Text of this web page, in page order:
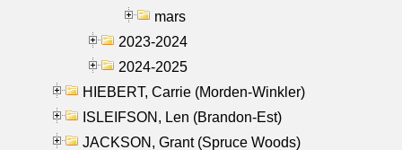
mars
2023-2024
2024-2025
HIEBERT, Carrie (Morden-Winkler)
ISLEIFSON, Len (Brandon-Est)
JACKSON, Grant (Spruce Woods)